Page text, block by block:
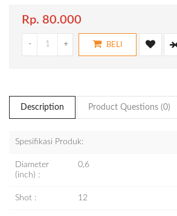
Rp. 80.000
- + BELI
Description Product Questions (0)
Spesifikasi Produk:
Diameter
(inch) :
0,6
Shot : 12